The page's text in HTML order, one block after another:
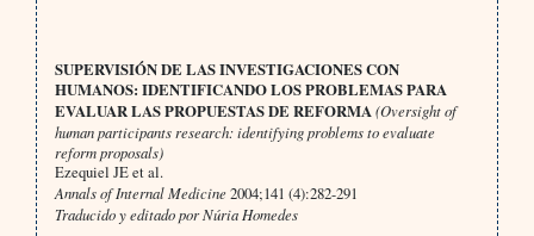
SUPERVISIÓN DE LAS INVESTIGACIONES CON
HUMANOS: IDENTIFICANDO LOS PROBLEMAS PARA
EVALUAR LAS PROPUESTAS DE REFORMA(Oversight of
human participants research: identifying problems to evaluate
reform proposals)
Ezequiel JE et al.
Annals of Internal Medicine2004;141 (4):282-291
Traducido y editado por Núria Homedes